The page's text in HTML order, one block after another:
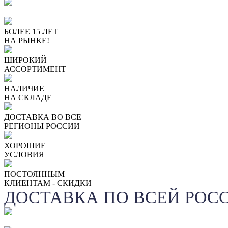
БОЛЕЕ 15 ЛЕТ
НА РЫНКЕ!
ШИРОКИЙ
АССОРТИМЕНТ
НАЛИЧИЕ
НА СКЛАДЕ
ДОСТАВКА ВО ВСЕ
РЕГИОНЫ РОССИИ
ХОРОШИЕ
УСЛОВИЯ
ПОСТОЯННЫМ
КЛИЕНТАМ - СКИДКИ
ДОСТАВКА ПО ВСЕЙ